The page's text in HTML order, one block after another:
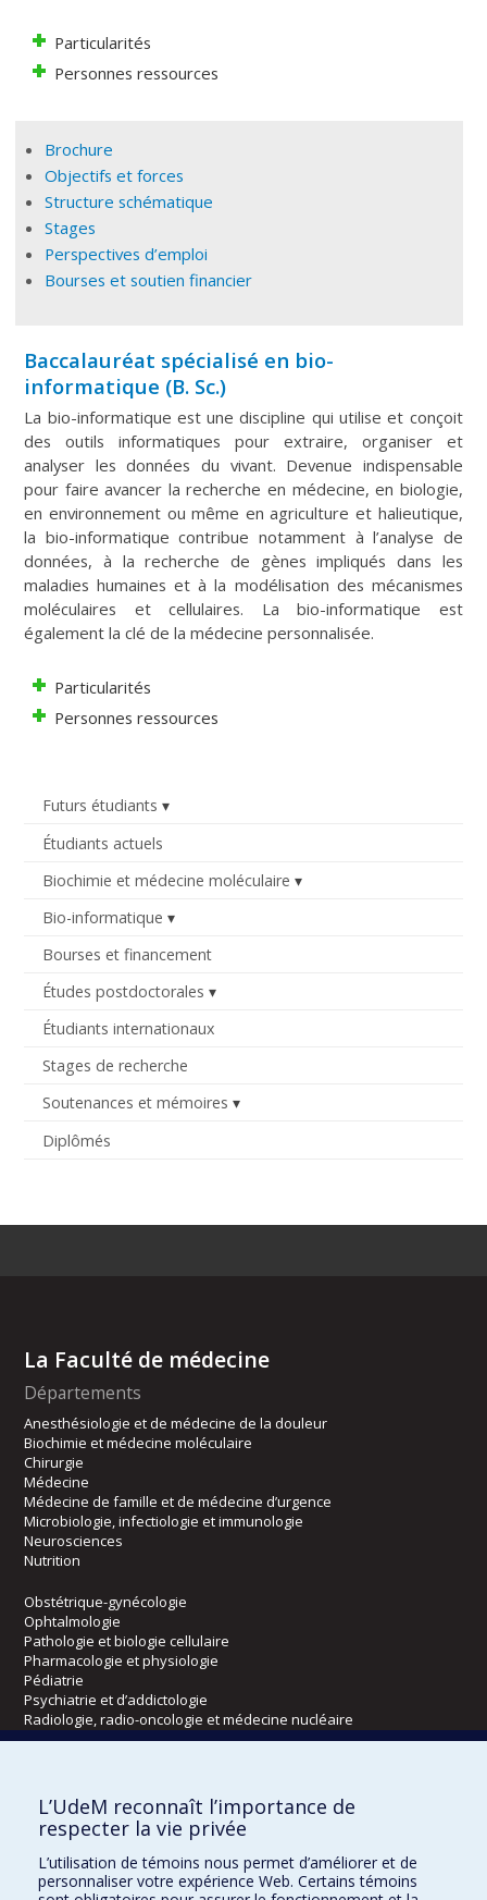
Futurs étudiants
Étudiants actuels
Biochimie et médecine moléculaire
Bio-informatique
Bourses et financement
Études postdoctorales
Étudiants internationaux
Stages de recherche
Soutenances et mémoires
Diplômés
Particularités
Personnes ressources
Brochure
Objectifs et forces
Structure schématique
Stages
Perspectives d’emploi
Bourses et soutien financier
Baccalauréat spécialisé en bio-
informatique (B. Sc.)
La bio-informatique est une discipline qui utilise et conçoit
des outils informatiques pour extraire, organiser et
analyser les données du vivant. Devenue indispensable
pour faire avancer la recherche en médecine, en biologie,
en environnement ou même en agriculture et halieutique,
la bio-informatique contribue notamment à l’analyse de
données, à la recherche de gènes impliqués dans les
maladies humaines et à la modélisation des mécanismes
moléculaires et cellulaires. La bio-informatique est
également la clé de la médecine personnalisée.
Particularités
Personnes ressources
La Faculté de médecine
Départements
Anesthésiologie et de médecine de la douleur
Biochimie et médecine moléculaire
Chirurgie
Médecine
Médecine de famille et de médecine d’urgence
Microbiologie, infectiologie et immunologie
Neurosciences
Nutrition
Obstétrique-gynécologie
Ophtalmologie
Pathologie et biologie cellulaire
Pharmacologie et physiologie
Pédiatrie
Psychiatrie et d’addictologie
Radiologie, radio-oncologie et médecine nucléaire
Écoles
Kinésiologie et des sciences de l’activité physique
Orthophonie et audiologie
Réadaptation
L’UdeM reconnaît l’importance de
respecter la vie privée
L’utilisation de témoins nous permet d’améliorer et de
personnaliser votre expérience Web. Certains témoins